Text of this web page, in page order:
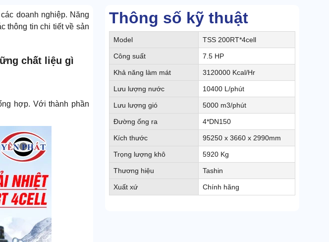
Thông số kỹ thuật
Model TSS 200RT*4cell
Công suất 7.5 HP
Khả năng làm mát 3120000 Kcal/Hr
Lưu lượng nước 10400 L/phút
Lưu lượng gió 5000 m3/phút
Đường ống ra 4*DN150
Kích thước 95250 x 3660 x 2990mm
Trọng lượng khô 5920 Kg
Thương hiệu Tashin
Xuất xứ Chính hãng
doanh nghiệp. Năng
thông tin chi tiết về sản
chất liệu gì
hợp. Với thành phần